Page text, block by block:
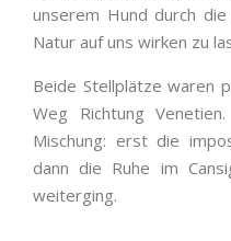
unserem Hund durch
Natur auf uns wirken zu
Beide Stellplätze waren
Weg Richtung
Mischung: erst die
dann die Ruhe im
weiterging.